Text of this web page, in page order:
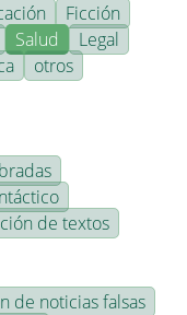
Ficción
Salud
Legal
otros
de textos
de noticias falsas